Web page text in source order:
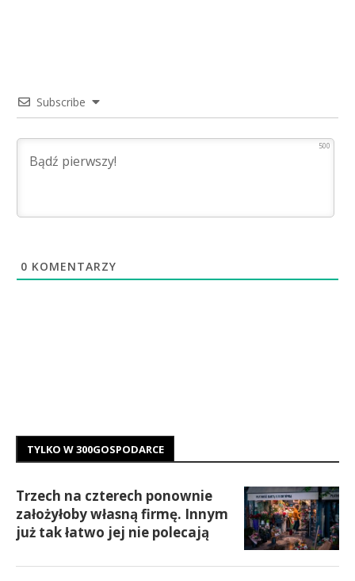
Subscribe
500
0 KOMENTARZY
TYLKO W 300GOSPODARCE
Trzech na czterech ponownie
założyłoby własną firmę. Innym
już tak łatwo jej nie polecają